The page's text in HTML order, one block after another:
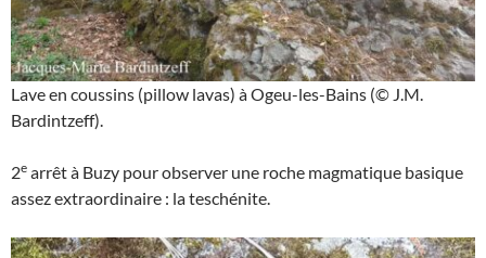
Lave en coussins (pillow lavas) à Ogeu-les-Bains (© J.M.
Bardintzeff).
2e arrêt à Buzy pour observer une roche magmatique basique
assez extraordinaire : la teschénite.